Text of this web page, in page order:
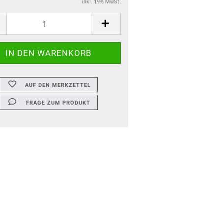
inkl. 19% MwSt.
AUF DEN MERKZETTEL
FRAGE ZUM PRODUKT